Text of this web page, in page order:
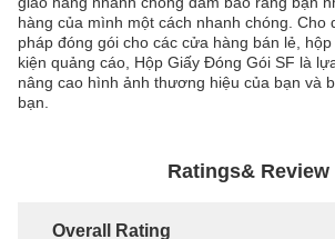
hàng của mình một cách nhanh chóng. Cho
pháp đóng gói cho các cửa hàng bán lẻ,
kiện quảng cáo, Hộp Giấy Đóng Gói SF là
nâng cao hình ảnh thương hiệu của bạn và
bạn.
Ratings& Review
Overall Rating